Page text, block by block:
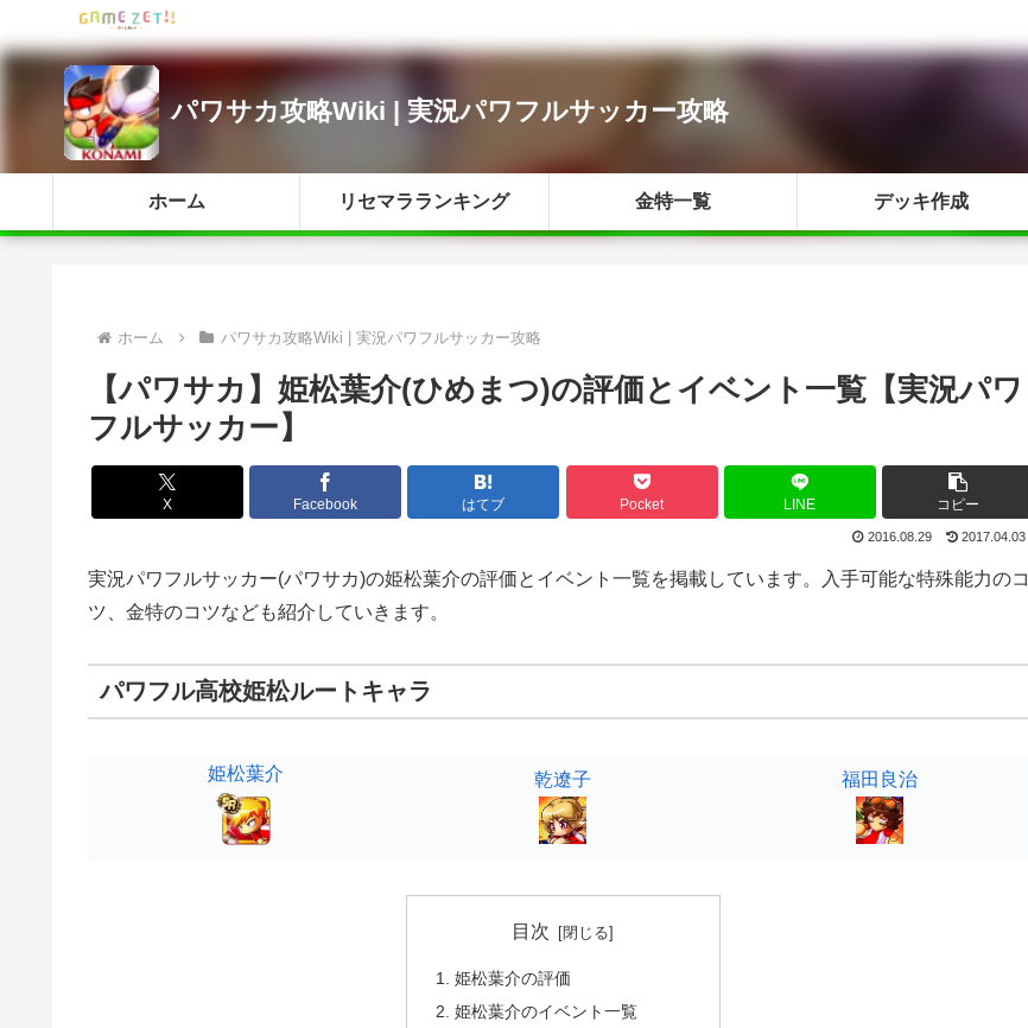
パワサカ攻略Wiki | 実況パワフルサッカー攻略
ホーム リセマラランキング 金特一覧 デッキ作成
ホーム パワサカ攻略Wiki | 実況パワフルサッカー攻略
【パワサカ】姫松葉介(ひめまつ)の評価とイベント一覧【実況パワ
フルサッカー】
X Facebook はてブ Pocket LINE コピー
2016.08.29 2017.04.03
実況パワフルサッカー(パワサカ)の姫松葉介の評価とイベント一覧を掲載しています。入手可能な特殊能力のコ
ツ、金特のコツなども紹介していきます。
パワフル高校姫松ルートキャラ
姫松葉介 乾遼子 福田良治
目次
姫松葉介の評価
姫松葉介のイベント一覧